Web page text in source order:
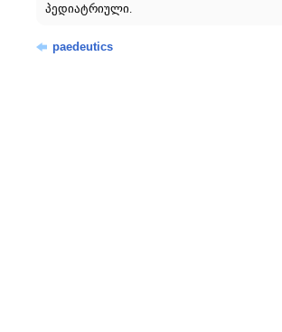
პედიატრიული.
paedeutics